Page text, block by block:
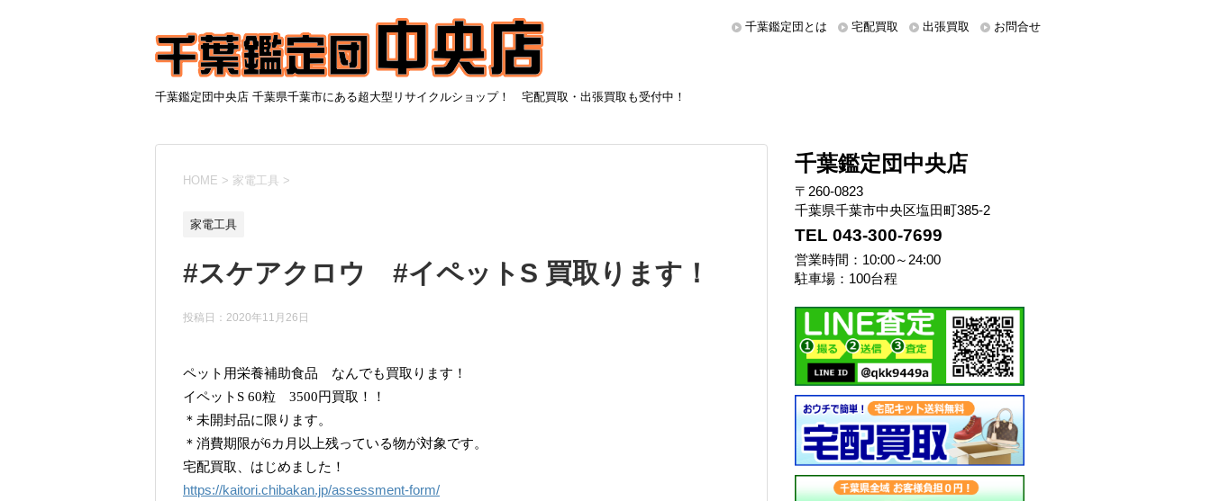
千葉鑑定団中央店 千葉県千葉市にある超大型リサイクルショップ！ 宅配買取・出張買取も受付中！
千葉鑑定団とは 宅配買取 出張買取 お問合せ
HOME > 家電工具 >
家電工具
#スケアクロウ #イペットS 買取ります！
投稿日： 2020年11月26日
ペット用栄養補助食品 なんでも買取ります！
イペットS 60粒 3500円買取！！
＊未開封品に限ります。
＊消費期限が6カ月以上残っている物が対象です。
宅配買取、はじめました！
https://kaitori.chibakan.jp/assessment-form/
千葉鑑定団中央店
〒260-0823
千葉県千葉市中央区塩田町385-2
TEL 043-300-7699
営業時間：10:00～24:00
駐車場：100台程